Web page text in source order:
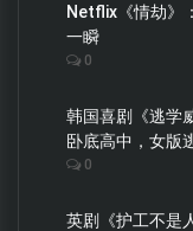
Netflix《情劫》
一瞬
0
韩国喜剧《逃学
卧底高中，女版
0
英剧《护工不是